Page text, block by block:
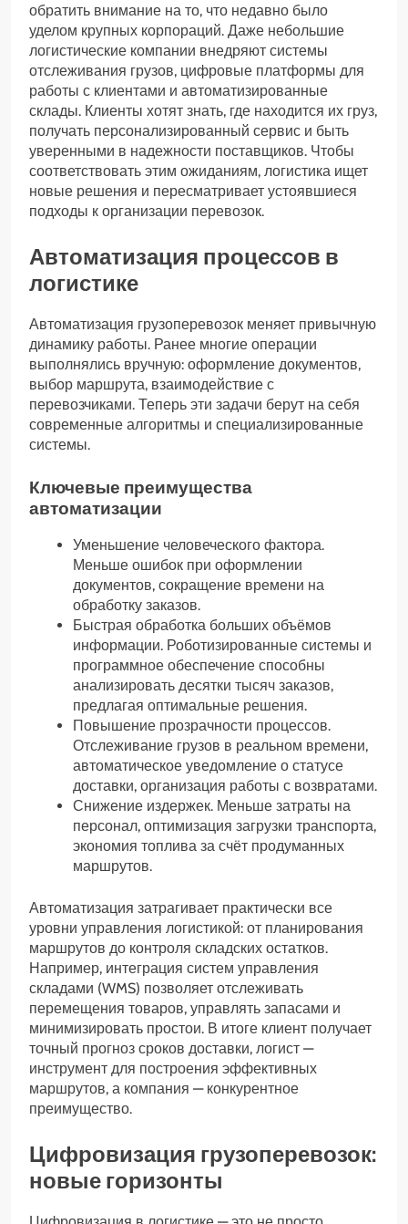
обратить внимание на то, что недавно было
уделом крупных корпораций. Даже небольшие
логистические компании внедряют системы
отслеживания грузов, цифровые платформы для
работы с клиентами и автоматизированные
склады. Клиенты хотят знать, где находится их груз,
получать персонализированный сервис и быть
уверенными в надежности поставщиков. Чтобы
соответствовать этим ожиданиям, логистика ищет
новые решения и пересматривает устоявшиеся
подходы к организации перевозок.
Автоматизация процессов в
логистике
Автоматизация грузоперевозок меняет привычную
динамику работы. Ранее многие операции
выполнялись вручную: оформление документов,
выбор маршрута, взаимодействие с
перевозчиками. Теперь эти задачи берут на себя
современные алгоритмы и специализированные
системы.
Ключевые преимущества
автоматизации
Уменьшение человеческого фактора.
Меньше ошибок при оформлении
документов, сокращение времени на
обработку заказов.
Быстрая обработка больших объёмов
информации. Роботизированные системы и
программное обеспечение способны
анализировать десятки тысяч заказов,
предлагая оптимальные решения.
Повышение прозрачности процессов.
Отслеживание грузов в реальном времени,
автоматическое уведомление о статусе
доставки, организация работы с возвратами.
Снижение издержек. Меньше затраты на
персонал, оптимизация загрузки транспорта,
экономия топлива за счёт продуманных
маршрутов.
Автоматизация затрагивает практически все
уровни управления логистикой: от планирования
маршрутов до контроля складских остатков.
Например, интеграция систем управления
складами (WMS) позволяет отслеживать
перемещения товаров, управлять запасами и
минимизировать простои. В итоге клиент получает
точный прогноз сроков доставки, логист —
инструмент для построения эффективных
маршрутов, а компания — конкурентное
преимущество.
Цифровизация грузоперевозок:
новые горизонты